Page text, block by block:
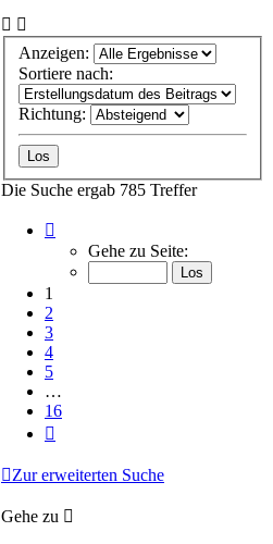
Anzeigen:
Sortiere nach:
Richtung:
Die Suche ergab 785 Treffer
von
Gehe zu Seite:
1
2
3
4
5
…
16
Zur erweiterten Suche
Gehe zu